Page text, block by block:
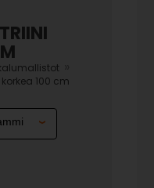
korkea 100 cm